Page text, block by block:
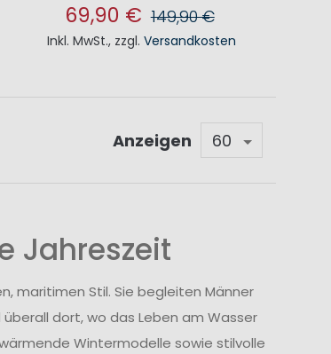
69,90 € 149,90 €
Inkl. MwSt., zzgl.Versandkosten
Anzeigen
Jahreszeit
maritimen Stil. Sie begleiten Männer
dort, wo das Leben am Wasser
Wintermodelle sowie stilvolle